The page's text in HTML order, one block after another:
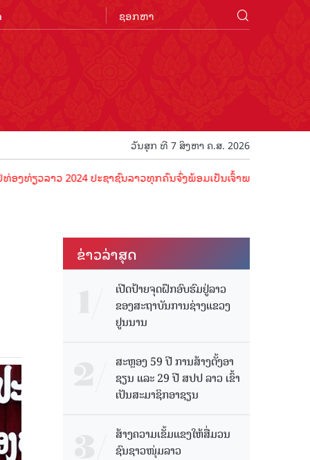
ວັນສຸກ ທີ 7 ສິງຫາ ຄ.ສ. 2026
າວ 2024 ປະຊາຊົນລາວທຸກຄົນຈົ່ງພ້ອມເປັນເຈົ້າພາບທີ່ດີ ຕ້ອນຮັບນັກທ່ອ
ຂ່າວ​ລ່າ​ສຸດ
ເປີດປ້າຍຈຸດຝຶກອົບຮົມຢູ່ລາວ
ຂອງສະຖາບັນການຊ່າງແຂວງ
ຢູນນານ
ສະຫຼອງ 59 ປີ ການສ້າງຕັ້ງອາ
ຊຽນ ແລະ 29 ປີ ສປປ ລາວ ເຂົ້າ
ເປັນສະມາຊິກອາຊຽນ
ສ້າງຄວາມເຂັ້ມແຂງໃຫ້ສື່ມວນ
ຊົນຊາວໜຸ່ມລາວ